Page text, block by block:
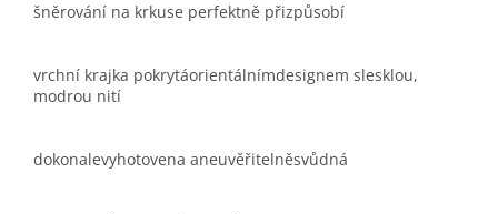
šněrování na krkuse perfektně přizpůsobí
vrchní krajka pokrytáorientálnímdesignem slesklou,
modrou nití
dokonalevyhotovena aneuvěřitelněsvůdná